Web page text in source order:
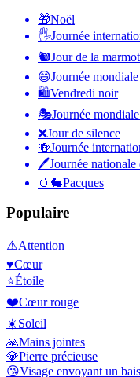
🎁Noël
🖐Journée
🐿Jour de la
😄Journée
🛍Vendredi noir
🎭Journée
❌Jour de silence
🍻Journée
🖊Journée nationale
🥚🐇Pacques
Populaire
⚠️Attention
♥️Cœur
⭐Étoile
❤️Cœur rouge
☀️Soleil
🙏Mains jointes
💎Pierre précieuse
😘Visage envoyant un